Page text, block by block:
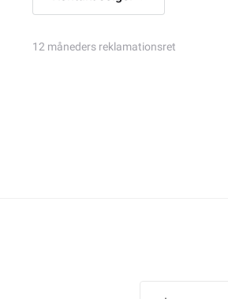
12 måneders reklamationsret